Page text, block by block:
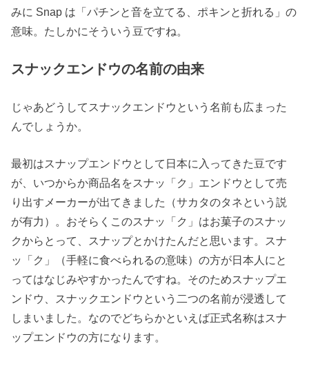
みに Snap は「パチンと音を立てる、ポキンと折れる」の
意味。たしかにそういう豆ですね。
スナックエンドウの名前の由来
じゃあどうしてスナックエンドウという名前も広まった
んでしょうか。
最初はスナップエンドウとして日本に入ってきた豆です
が、いつからか商品名をスナッ「ク」エンドウとして売
り出すメーカーが出てきました（サカタのタネという説
が有力）。おそらくこのスナッ「ク」はお菓子のスナッ
クからとって、スナップとかけたんだと思います。スナ
ッ「ク」（手軽に食べられるの意味）の方が日本人にと
ってはなじみやすかったんですね。そのためスナップエ
ンドウ、スナックエンドウという二つの名前が浸透して
しまいました。なのでどちらかといえば正式名称はスナ
ップエンドウの方になります。